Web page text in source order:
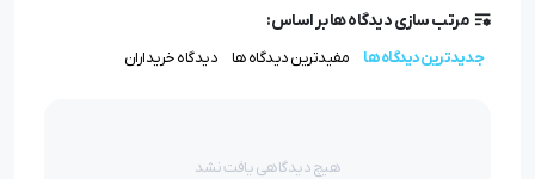
کنید.
های این چرخ خیاطی می باشد.
مرتب سازی دیدگاه ها بر اساس:
جدیدترین دیدگاه ها مفیدترین دیدگاه ها دیدگاه خریداران
هیچ دیدگاهی یافت نشد